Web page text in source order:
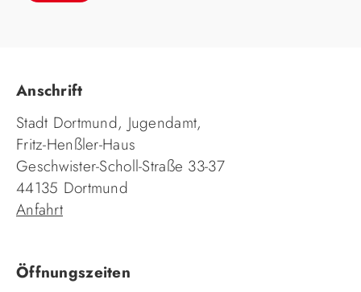
Anschrift
Stadt Dortmund, Jugendamt,
Fritz-Henßler-Haus
Geschwister-Scholl-Straße 33-37
44135 Dortmund
Anfahrt
Öffnungszeiten